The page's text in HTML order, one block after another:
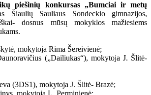
piešinių konkursas „Bumciai ir metų
Šiaulių Sauliaus Sondeckio gimnazijos,
dosnus mūsų mokyklos mažiesiems
mokytoja Rima Šereivienė;
(„Dailiukas“), mokytoja J. Šlitė-
(3DS1), mokytoja J. Šlitė- Brazė;
mokytoja L. Perminienė;